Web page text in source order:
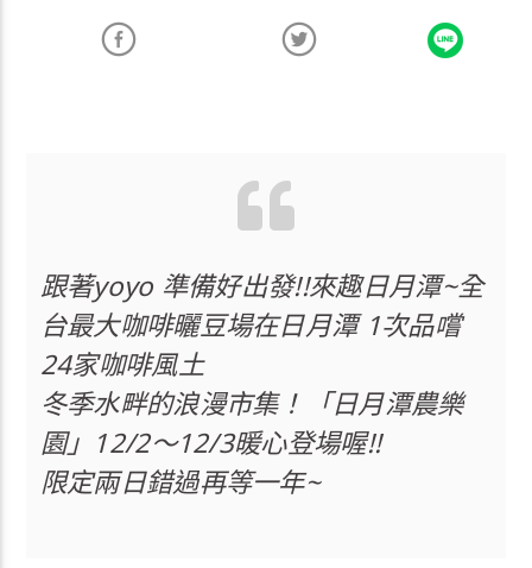
跟著yoyo 準備好出發!!來趣日月潭~全
台最大咖啡曬豆場在日月潭 1次品嚐
24家咖啡風土
冬季水畔的浪漫市集！「日月潭農樂
園」12/2～12/3暖心登場喔!!
限定兩日錯過再等一年~